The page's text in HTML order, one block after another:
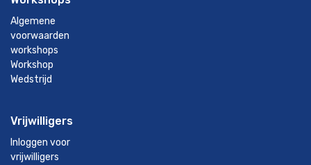
Algemene
voorwaarden
workshops
Workshop
Wedstrijd
Vrijwilligers
Inloggen voor
vrijwilligers